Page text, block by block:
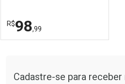
R$98,99
Laboratório
Por Menos
Cadastre-se para receber